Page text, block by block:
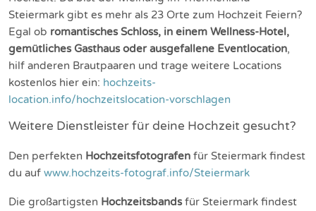
Steiermark gibt es mehr als 23 Orte zum Hochzeit Feiern?
Egal ob romantisches Schloss, in einem Wellness-Hotel,
gemütliches Gasthaus oder ausgefallene Eventlocation,
hilf anderen Brautpaaren und trage weitere Locations
kostenlos hier ein: hochzeits-
location.info/hochzeitslocation-vorschlagen
Weitere Dienstleister für deine Hochzeit gesucht?
Den perfekten Hochzeitsfotografen für Steiermark findest
du auf www.hochzeits-fotograf.info/Steiermark
Die großartigsten Hochzeitsbandsfür Steiermark findest